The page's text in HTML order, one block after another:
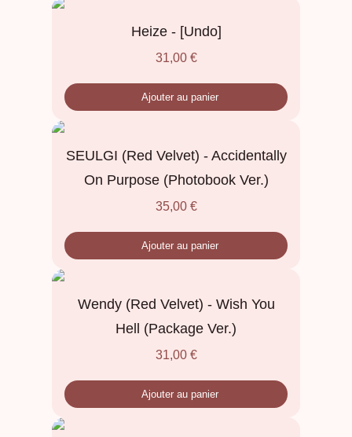
Heize - [Undo]
31,00 €
Ajouter au panier
SEULGI (Red Velvet) - Accidentally
On Purpose (Photobook Ver.)
35,00 €
Ajouter au panier
Wendy (Red Velvet) - Wish You
Hell (Package Ver.)
31,00 €
Ajouter au panier